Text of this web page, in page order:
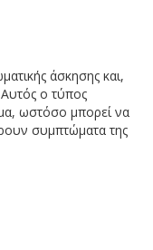
άσκησης και,
Αυτός ο τύπος
ωστόσο μπορεί να
συμπτώματα της